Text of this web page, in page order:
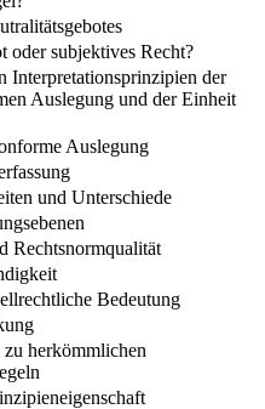
oder subjektives Recht?
Interpretationsprinzipien der
Auslegung und der Einheit
Auslegung
und Unterschiede
Rechtsnormqualität
Bedeutung
herkömmlichen